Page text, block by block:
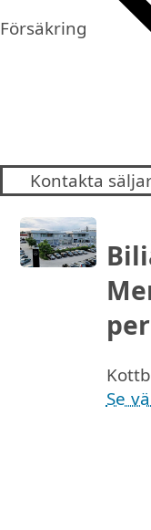
Försäkring
Kontakta
Se